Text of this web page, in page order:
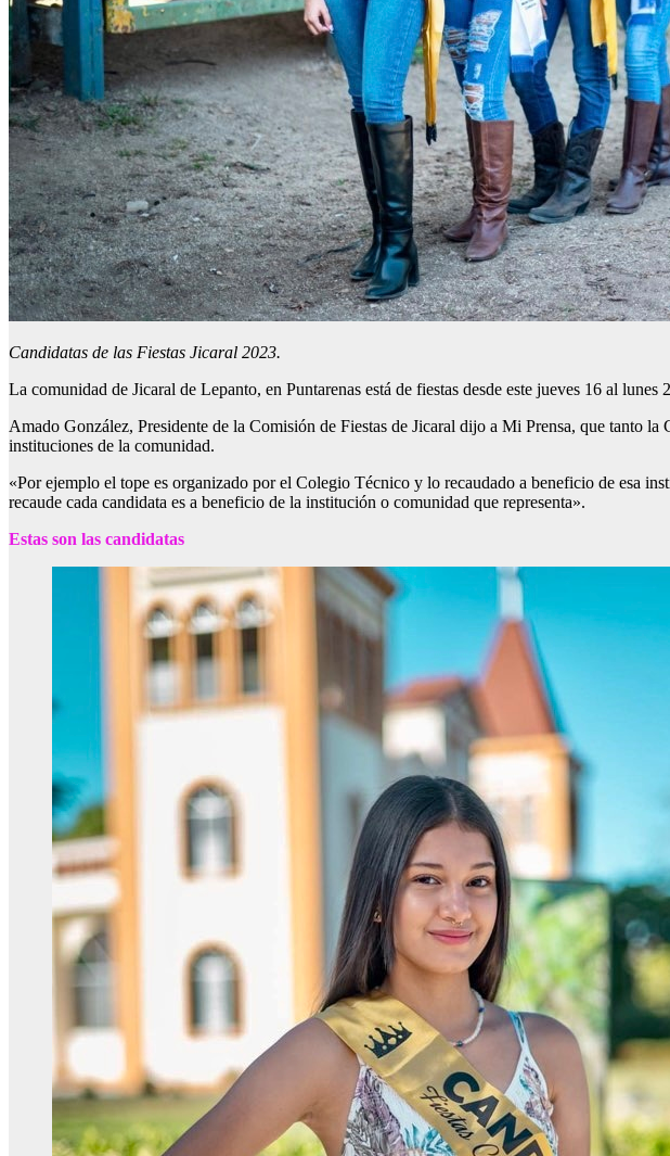
Candidatas de las Fiestas Jicaral 2023.
La comunidad de Jicaral de Lepanto, en Puntarenas está de fiestas desde este jueves 16 al
Amado González, Presidente de la Comisión de Fiestas de Jicaral dijo a Mi Prensa, que tanto
instituciones de la comunidad.
«Por ejemplo el tope es organizado por el Colegio Técnico y lo recaudado a beneficio de esa
recaude cada candidata es a beneficio de la institución o comunidad que representa».
Estas son las candidatas